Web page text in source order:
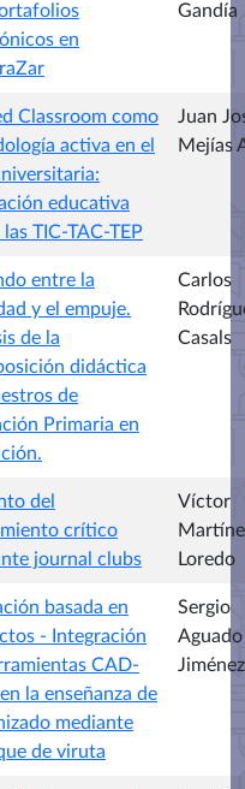
en
Gandía
Classroom como
activa en el
educativa
TIC-TAC-TEP
Juan
Mejías
entre la
y el empuje.
de la
didáctica
de
Primaria en
Carlos
Casals
del
crítico
journal clubs
Víctor
Loredo
basada en
- Integración
CAD-
la enseñanza de
mediante
de viruta
Sergio
Aguado
Jiménez